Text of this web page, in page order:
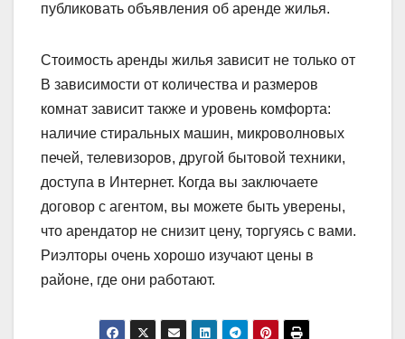
публиковать объявления об аренде жилья.
Стоимость аренды жилья зависит не только от
В зависимости от количества и размеров
комнат зависит также и уровень комфорта:
наличие стиральных машин, микроволновых
печей, телевизоров, другой бытовой техники,
доступа в Интернет. Когда вы заключаете
договор с агентом, вы можете быть уверены,
что арендатор не снизит цену, торгуясь с вами.
Риэлторы очень хорошо изучают цены в
районе, где они работают.